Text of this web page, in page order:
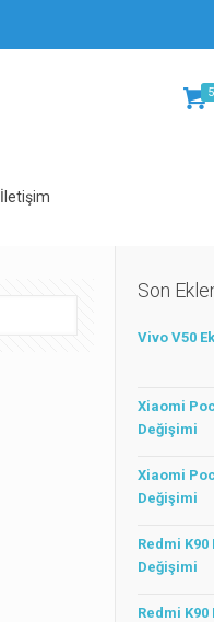
İletişim
5
Son
Vivo V50
Xiaomi
Değişimi
Xiaomi
Değişimi
Redmi
Değişimi
Redmi